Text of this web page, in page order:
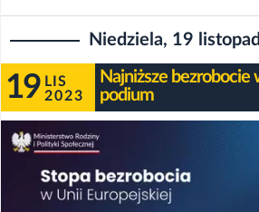
Niedziela, 19
19 LIS
2023
Najniższe bezrobocie
podium